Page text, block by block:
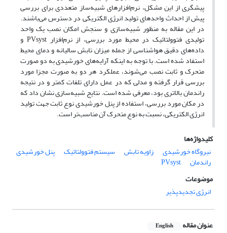
پیشگری از این مشکل، نرم‌افزارهای شبیه‌ساز متعددی برای بررسی
پیش از احداث واحدهای تولید انرژی الکتریکی در دسترس می‌باشند.
در این مقاله به منظور شبیه‌سازی و سنجش امکان نصب یک واحد
تولیدی فتوولتائیک در محیط مورد بررسی، از نرم‌افزار PVsyst و
داده‌های دقیق هواشناسی از جمله میزان تابش سالیانه و دمای محیط
استفاد شده است. با توجه به اینکه آرایه‌های خورشیدی به دو صورت
متحرک و ثابت نصب می‌شوند، عملکرد هر دو به صورت مجزا مورد
بررسی قرار گرفته و مدلی که در عمل دارای تلفات کمتر و در نتیجه
راندمان بالاتری بود، معرفی شده است. نتایج شبیه‌سازی نشان داد که
در مکان مورد بررسی، استفاده از پنل خورشیدی نوع ثابت جهت تولید
انرژی الکتریکی، نسبت به نوع متحرک آن مناسب‌تر است.
کلیدواژه‌ها
نیروگاه خورشیدی
زاویه تابش سیستم فتوولتائیک پنل خورشیدی
راندمان
PVsyst
موضوعات
انرژی تجدیدپذیر
عنوان مقاله English